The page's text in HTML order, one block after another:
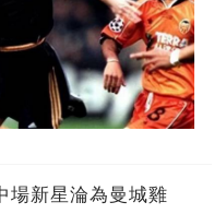
場新星淪為曼城雞